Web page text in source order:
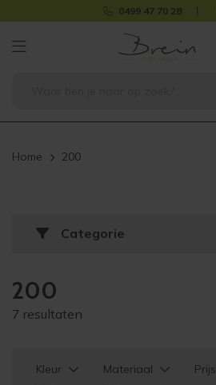
0499 47 70 28
Home 200
Categorie
200
7 resultaten
Kleur Materiaal
Prijs